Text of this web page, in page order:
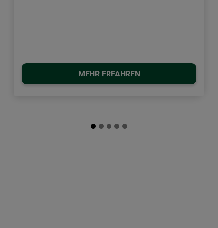
MEHR ERFAHREN